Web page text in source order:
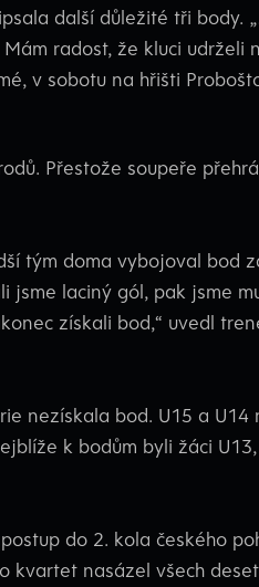
další důležité tři body.
radost, že kluci udrželi
v sobotu na hřišti
Přestože soupeře
tým doma vybojoval bod
laciný gól, pak jsme
získali bod,“ uvedl
nezískala bod. U15 a
k bodům byli žáci
do 2. kola českého
kvartet nasázel všech